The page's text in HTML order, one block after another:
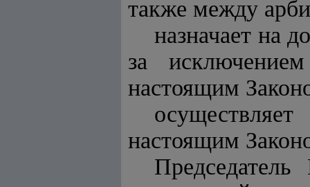
также между
назначает на
за
настоящим
настоящим